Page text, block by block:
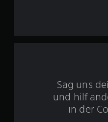
Sag uns
und hilf
in der